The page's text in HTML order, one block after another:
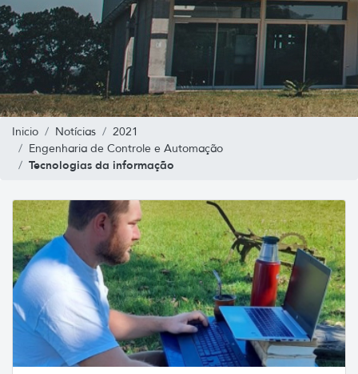
Inicio Notícias
2021
Engenharia de Controle e Automação
Tecnologias da informação